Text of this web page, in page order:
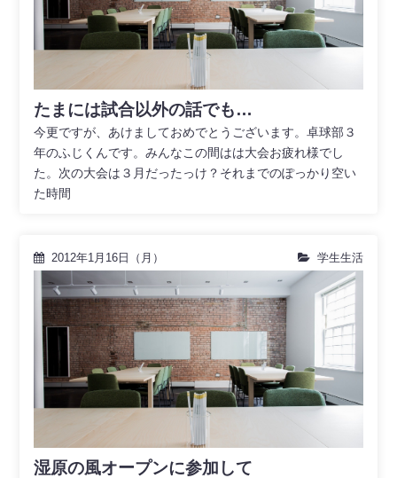
たまには試合以外の話でも…
今更ですが、あけましておめでとうございます。卓球部３
年のふじくんです。みんなこの間はは大会お疲れ様でし
た。次の大会は３月だったっけ？それまでのぽっかり空い
た時間
2012年1月16日（月） 学生生活
湿原の風オープンに参加して